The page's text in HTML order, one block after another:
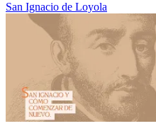
San Ignacio de Loyola